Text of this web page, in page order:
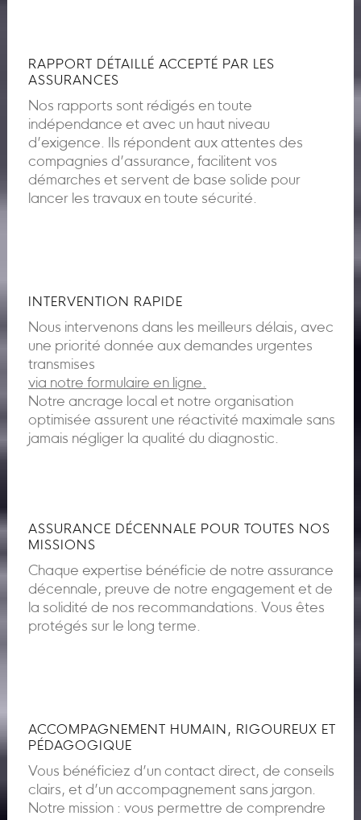
RAPPORT DÉTAILLÉ ACCEPTÉ PAR LES
ASSURANCES
Nos rapports sont rédigés en toute
indépendance et avec un haut niveau
d’exigence. Ils répondent aux attentes des
compagnies d’assurance, facilitent vos
démarches et servent de base solide pour
lancer les travaux en toute sécurité.
INTERVENTION RAPIDE
Nous intervenons dans les meilleurs délais, avec
une priorité donnée aux demandes urgentes
transmises
via notre formulaire en ligne.
Notre ancrage local et notre organisation
optimisée assurent une réactivité maximale sans
jamais négliger la qualité du diagnostic.
ASSURANCE DÉCENNALE POUR TOUTES NOS
MISSIONS
Chaque expertise bénéficie de notre assurance
décennale, preuve de notre engagement et de
la solidité de nos recommandations. Vous êtes
protégés sur le long terme.
ACCOMPAGNEMENT HUMAIN, RIGOUREUX ET
PÉDAGOGIQUE
Vous bénéficiez d’un contact direct, de conseils
clairs, et d’un accompagnement sans jargon.
Notre mission : vous permettre de comprendre